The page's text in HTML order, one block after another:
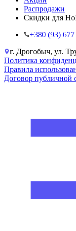
Распродажи
Скидки для
+38‎0 (93)
г. Дрогобыч, ул.
Политика
Правила
Договор публичной